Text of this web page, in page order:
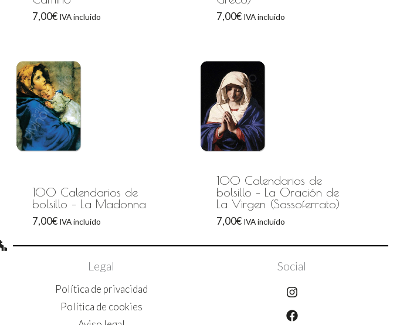
7,00€ IVA incluido 7,00€ IVA incluido
100 Calendarios de
bolsillo – La Madonna
7,00€ IVA incluido
100 Calendarios de
bolsillo – La Oración de
La Virgen (Sassoferrato)
7,00€ IVA incluido
Legal
Política de privacidad
Política de cookies
Social
Instagram
Facebook